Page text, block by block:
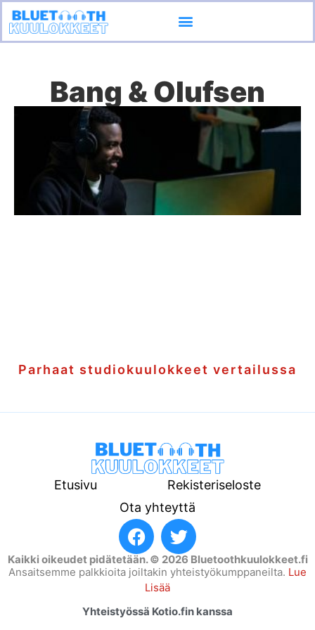
Bang & Olufsen
Parhaat studiokuulokkeet vertailussa
Etusivu
Rekisteriseloste
Ota yhteyttä
Kaikki oikeudet pidätetään. © 2026 Bluetoothkuulokkeet.fi
Ansaitsemme palkkioita joiltakin yhteistyökumppaneilta. Lue
Lisää
Yhteistyössä Kotio.fin kanssa